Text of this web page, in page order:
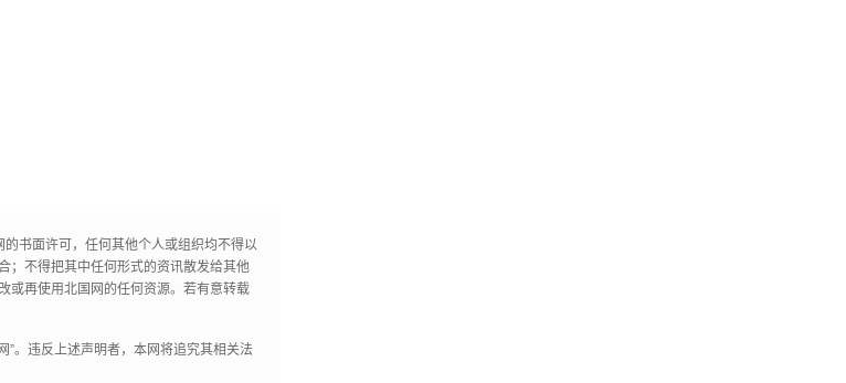
书面许可，任何其他个人或组织均不得以
；不得把其中任何形式的资讯散发给其他
或再使用北国网的任何资源。若有意转载
”。违反上述声明者，本网将追究其相关法